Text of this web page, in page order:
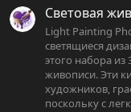
Световая
Light Painting
светящиеся
этого набора из
живописи. Эти
художников,
поскольку с